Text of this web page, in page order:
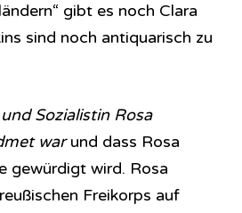
gibt es noch Clara
sind noch antiquarisch zu
Sozialistin Rosa
warund dass Rosa
gewürdigt wird. Rosa
Freikorps auf